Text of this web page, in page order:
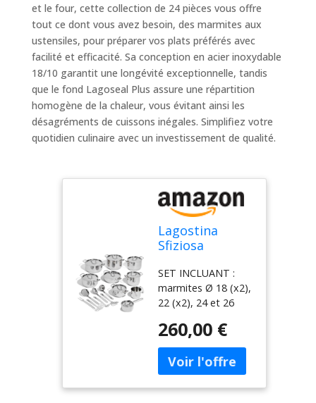
et le four, cette collection de 24 pièces vous offre
tout ce dont vous avez besoin, des marmites aux
ustensiles, pour préparer vos plats préférés avec
facilité et efficacité. Sa conception en acier inoxydable
18/10 garantit une longévité exceptionnelle, tandis
que le fond Lagoseal Plus assure une répartition
homogène de la chaleur, vous évitant ainsi les
désagréments de cuissons inégales. Simplifiez votre
quotidien culinaire avec un investissement de qualité.
Lagostina
Sfiziosa
Cuisine en
Acier Inox
18/10,
Induction, Gaz
et Four, 24
Pièces, Fond
Lagoseal Plus,
6 Marmites, 1
Faitouts, 1
SET INCLUANT :
marmites Ø 18 (x2),
22 (x2), 24 et 26
cm, casserole Ø 14
cm, pot à lait Ø 12
cm, couvercles Ø
14, 18 (x2), 22 (x2),
24 (x2) et 26 cm,
260,00 €